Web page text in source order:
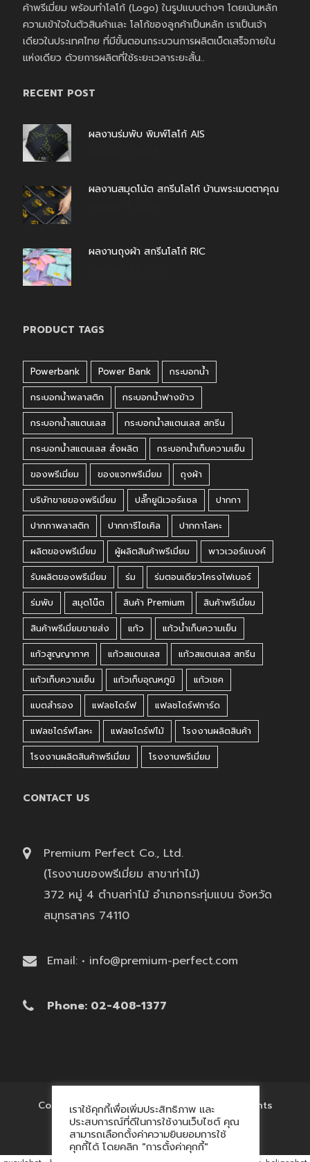
ค้าพรีเมี่ยม พร้อมทำโลโก้ (Logo) ในรูปแบบต่างๆ โดยเน้นหลัก
ความเข้าใจในตัวสินค้าและ โลโก้ของลูกค้าเป็นหลัก เราเป็นเจ้า
เดียวในประเทศไทย ที่มีขั้นตอนกระบวนการผลิตเบ็ดเสร็จภายใน
แห่งเดียว ด้วยการผลิตที่ใช้ระยะเวลาระยะสั้น..
RECENT POST
ผลงานร่มพับ พิมพ์โลโก้ AIS
ผลงานสมุดโน้ต สกรีนโลโก้ บ้านพระเมตตาคุณ
ผลงานถุงผ้า สกรีนโลโก้ RIC
PRODUCT TAGS
Powerbank Power Bank
กระบอกน้ำ
กระบอกน้ำพลาสติก
กระบอกน้ำฟางข้าว
กระบอกน้ำสแตนเลส
กระบอกน้ำสแตนเลส สกรีน
กระบอกน้ำสแตนเลส สั่งผลิต
กระบอกน้ำเก็บความเย็น
ของพรีเมี่ยม
ของแจกพรีเมี่ยม
ถุงผ้า
บริษัทขายของพรีเมี่ยม
ปลั๊กยูนิเวอร์แซล
ปากกา
ปากกาพลาสติก
ปากการีไซเคิล
ปากกาโลหะ
ผลิตของพรีเมี่ยม
ผู้ผลิตสินค้าพรีเมี่ยม
พาวเวอร์แบงค์
รับผลิตของพรีเมี่ยม
ร่ม
ร่มตอนเดียวโครงไฟเบอร์
ร่มพับ
สมุดโน๊ต สินค้า Premium
สินค้าพรีเมี่ยม
สินค้าพรีเมี่ยมขายส่ง
แก้ว
แก้วน้ำเก็บความเย็น
แก้วสูญญากาศ
แก้วสแตนเลส
แก้วสแตนเลส สกรีน
แก้วเก็บความเย็น
แก้วเก็บอุณหภูมิ
แก้วเชค
แบตสำรอง
แฟลชไดร์ฟ
แฟลชไดร์ฟการ์ด
แฟลชไดร์ฟโลหะ
แฟลชไดร์ฟไม้
โรงงานผลิตสินค้า
โรงงานผลิตสินค้าพรีเมี่ยม
โรงงานพรีเมี่ยม
CONTACT US
Premium Perfect Co., Ltd.
(โรงงานของพรีเมี่ยม สาขาท่าไม้)
372 หมู่ 4 ตำบลท่าไม้ อำเภอกระทุ่มแบน จังหวัด
สมุทรสาคร 74110
Email: • info@premium-perfect.com
Phone: 02-408-1377
Copyright © 2017 'โรงงานของพรีเมี่ยม' All Rights
Reserved.
เราใช้คุกกี้เพื่อเพิ่มประสิทธิภาพ และ
ประสบการณ์ที่ดีในการใช้งานเว็บไซต์ คุณ
สามารถเลือกตั้งค่าความยินยอมการใช้
คุกกี้ได้ โดยคลิก "การตั้งค่าคุกกี้"